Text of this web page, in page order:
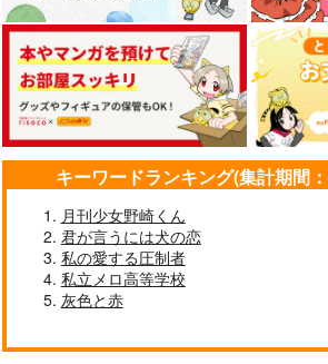
36℃ Splash!!
FIGHTER
629円（税込）
影山飛雄×日向翔陽
作品詳細
なんでもない日
elevatordog
1,100円（税込）
影山飛雄×日向翔陽
カート カート
Daylight
パンダの糧
キーワードランキング(集計期間
月刊少女野崎くん
君が言うには犬の恋
私の愛する圧制者
私立メロ高等学校
灰色と赤